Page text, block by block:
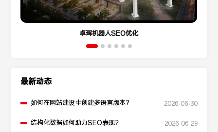
卓珲机器人SEO优化
最新动态
如何在网站建设中创建多语言版本？ 2026-06-30
结构化数据如何助力SEO表现？ 2026-06-29